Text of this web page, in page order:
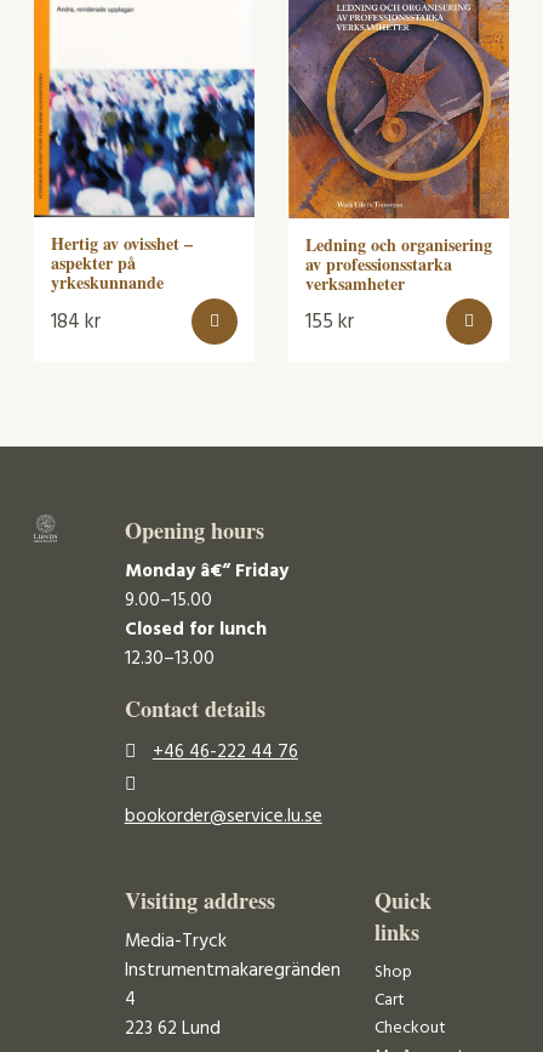
Hertig av ovisshet –
aspekter på
yrkeskunnande
184kr
Ledning och organisering
av professionsstarka
verksamheter
155kr
Opening hours
Monday â€“ Friday
9.00–15.00
Closed for lunch
12.30–13.00
Contact details
+46 46-222 44 76
bookorder@service.lu.se
Visiting address
Media-Tryck
Instrumentmakaregränden
4
223 62 Lund
Quick
links
Shop
Cart
Checkout